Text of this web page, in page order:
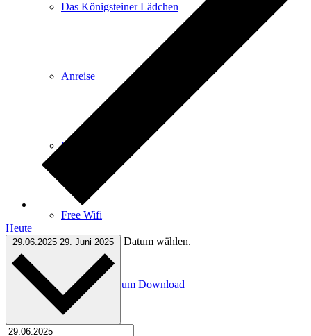
Das Königsteiner Lädchen
Anreise
E-Car-Sharing
Free Wifi
Infomaterial zum Download
Heute
29.06.2025 29. Juni 2025 Datum wählen.